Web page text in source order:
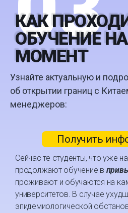
КАК
ОБУЧЕНИЕ
МОМЕНТ
Сейчас те студенты, что уже
продолжают обучение в
проживают и обучаются на
университетов. В случае
эпидемиологической
Узнайте актуальную и
об открытии границ с
менеджеров:
Получить